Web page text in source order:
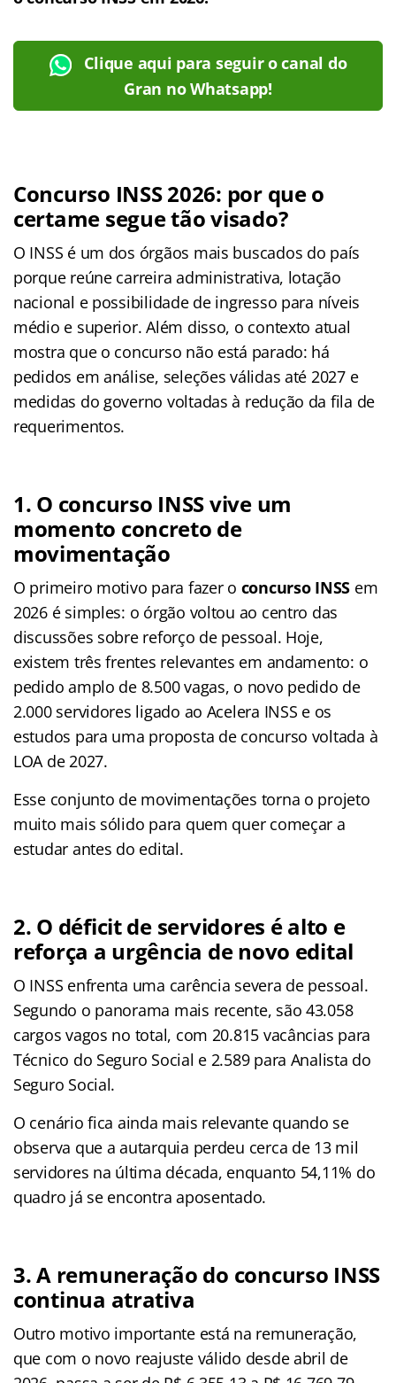
Clique aqui para seguir o canal do
Gran no Whatsapp!
Concurso INSS 2026: por que o
certame segue tão visado?
O INSS é um dos órgãos mais buscados do país
porque reúne carreira administrativa, lotação
nacional e possibilidade de ingresso para níveis
médio e superior. Além disso, o contexto atual
mostra que o concurso não está parado: há
pedidos em análise, seleções válidas até 2027 e
medidas do governo voltadas à redução da fila de
requerimentos.
1. O concurso INSS vive um
momento concreto de
movimentação
O primeiro motivo para fazer o concurso INSS em
2026 é simples: o órgão voltou ao centro das
discussões sobre reforço de pessoal. Hoje,
existem três frentes relevantes em andamento: o
pedido amplo de 8.500 vagas, o novo pedido de
2.000 servidores ligado ao Acelera INSS e os
estudos para uma proposta de concurso voltada à
LOA de 2027.
Esse conjunto de movimentações torna o projeto
muito mais sólido para quem quer começar a
estudar antes do edital.
2. O déficit de servidores é alto e
reforça a urgência de novo edital
O INSS enfrenta uma carência severa de pessoal.
Segundo o panorama mais recente, são 43.058
cargos vagos no total, com 20.815 vacâncias para
Técnico do Seguro Social e 2.589 para Analista do
Seguro Social.
O cenário fica ainda mais relevante quando se
observa que a autarquia perdeu cerca de 13 mil
servidores na última década, enquanto 54,11% do
quadro já se encontra aposentado.
3. A remuneração do concurso INSS
continua atrativa
Outro motivo importante está na remuneração,
que com o novo reajuste válido desde abril de